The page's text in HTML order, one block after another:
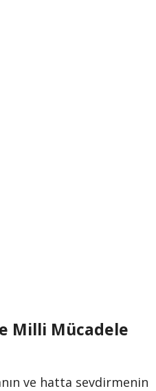
Milli Mücadele
ve hatta sevdirmenin